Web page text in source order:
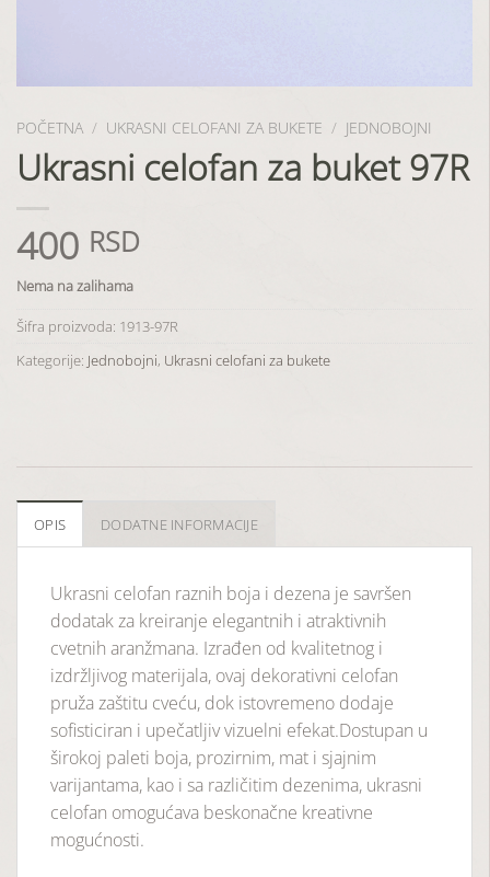
POČETNA / UKRASNI CELOFANI ZA BUKETE / JEDNOBOJNI
Ukrasni celofan za buket 97R
400 RSD
Nema na zalihama
Šifra proizvoda: 1913-97R
Kategorije: Jednobojni, Ukrasni celofani za bukete
OPIS DODATNE INFORMACIJE
Ukrasni celofan raznih boja i dezena je savršen
dodatak za kreiranje elegantnih i atraktivnih
cvetnih aranžmana. Izrađen od kvalitetnog i
izdržljivog materijala, ovaj dekorativni celofan
pruža zaštitu cveću, dok istovremeno dodaje
sofisticiran i upečatljiv vizuelni efekat.Dostupan u
širokoj paleti boja, prozirnim, mat i sjajnim
varijantama, kao i sa različitim dezenima, ukrasni
celofan omogućava beskonačne kreativne
mogućnosti.